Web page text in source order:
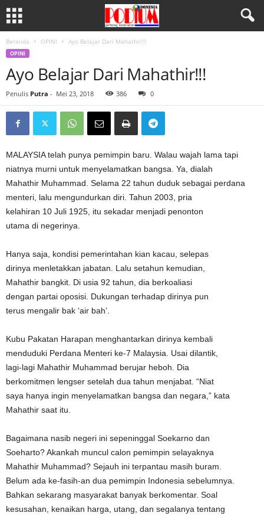
Beranda OPINI Ayo Belajar Dari Mahathir!!!
OPINI
Ayo Belajar Dari Mahathir!!!
Penulis Putra - Mei 23, 2018 386 0
MALAYSIA telah punya pemimpin baru. Walau wajah lama tapi
niatnya murni untuk menyelamatkan bangsa. Ya, dialah
Mahathir Muhammad. Selama 22 tahun duduk sebagai perdana
menteri, lalu mengundurkan diri. Tahun 2003, pria
kelahiran 10 Juli 1925, itu sekadar menjadi penonton
utama di negerinya.
Hanya saja, kondisi pemerintahan kian kacau, selepas
dirinya menletakkan jabatan. Lalu setahun kemudian,
Mahathir bangkit. Di usia 92 tahun, dia berkoaliasi
dengan partai oposisi. Dukungan terhadap dirinya pun
terus mengalir bak ‘air bah’.
Kubu Pakatan Harapan menghantarkan dirinya kembali
menduduki Perdana Menteri ke-7 Malaysia. Usai dilantik,
lagi-lagi Mahathir Muhammad berujar heboh. Dia
berkomitmen lengser setelah dua tahun menjabat. “Niat
saya hanya ingin menyelamatkan bangsa dan negara,” kata
Mahathir saat itu.
Bagaimana nasib negeri ini sepeninggal Soekarno dan
Soeharto? Akankah muncul calon pemimpin selayaknya
Mahathir Muhammad? Sejauh ini terpantau masih buram.
Belum ada ke-fasih-an dua pemimpin Indonesia sebelumnya.
Bahkan sekarang masyarakat banyak berkomentar. Soal
kesusahan, kenaikan harga, utang, dan segalanya tentang